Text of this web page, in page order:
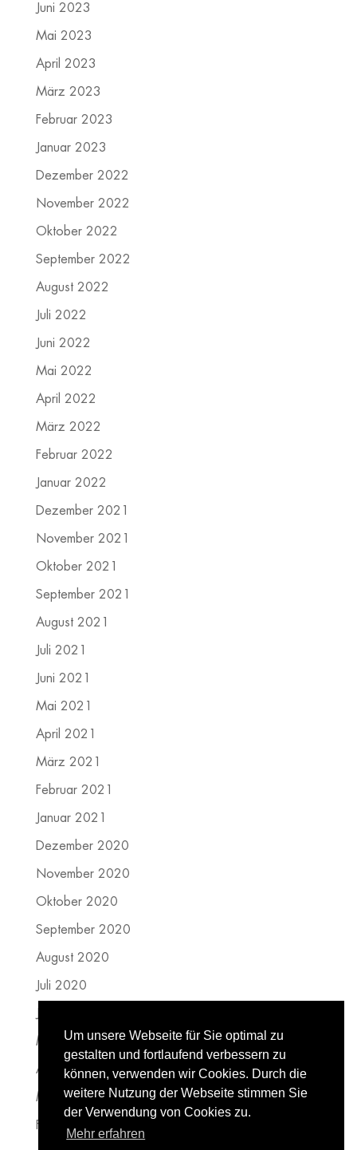
Juni 2023
Mai 2023
April 2023
März 2023
Februar 2023
Januar 2023
Dezember 2022
November 2022
Oktober 2022
September 2022
August 2022
Juli 2022
Juni 2022
Mai 2022
April 2022
März 2022
Februar 2022
Januar 2022
Dezember 2021
November 2021
Oktober 2021
September 2021
August 2021
Juli 2021
Juni 2021
Mai 2021
April 2021
März 2021
Februar 2021
Januar 2021
Dezember 2020
November 2020
Oktober 2020
September 2020
August 2020
Juli 2020
Mai 2020
April 2020
März 2020
Februar 2020
Um unsere Webseite für Sie optimal zu
gestalten und fortlaufend verbessern zu
können, verwenden wir Cookies. Durch die
weitere Nutzung der Webseite stimmen Sie
der Verwendung von Cookies zu.
Mehr erfahren